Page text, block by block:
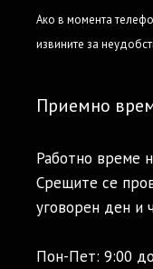
Ако в момента
извините за
Приемно
Работно време
Срещите се
уговорен ден и
Пон-Пет: 9:00